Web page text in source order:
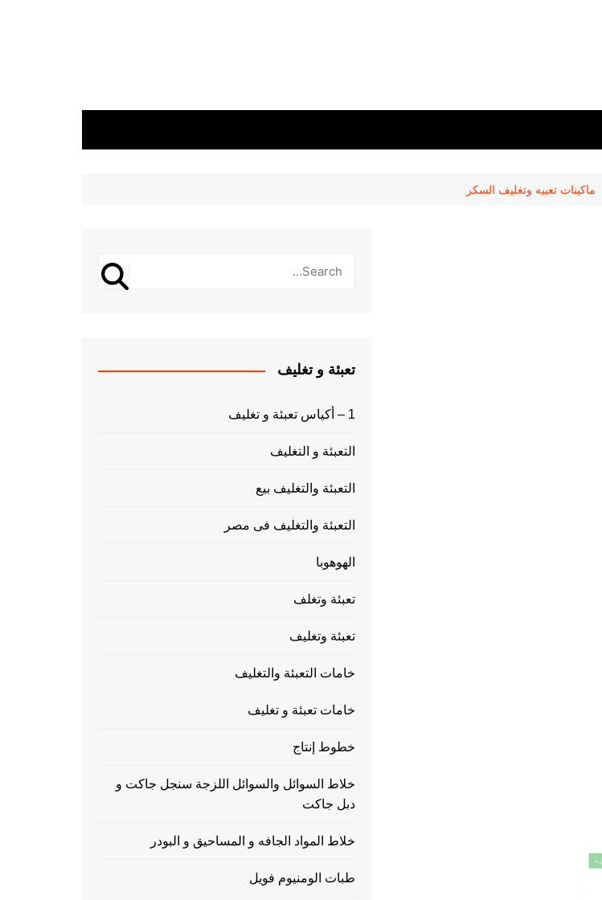
ماكينات تعبيه وتغليف السكر
تعبئة و تغليف
1 – أكياس تعبئة و تغليف
التعبئة و التغليف
التعبئة والتغليف بيع
التعبئة والتغليف فى مصر
الهوهوبا
تعبئة وتغلف
تعبئة وتغليف
خامات التعبئة والتغليف
خامات تعبئة و تغليف
خطوط إنتاج
خلاط السوائل والسوائل اللزجة سنجل جاكت و
دبل جاكت
خلاط المواد الجافه و المساحيق و البودر
طبات الومنيوم فويل